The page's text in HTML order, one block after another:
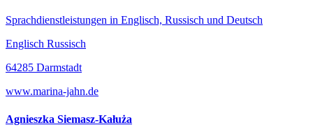
Sprachdienstleistungen in Englisch, Russisch und Deutsch
Englisch Russisch
64285 Darmstadt
www.marina-jahn.de
Agnieszka Siemasz-Kałuża